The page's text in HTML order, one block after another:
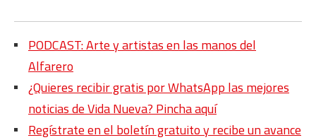
PODCAST: Arte y artistas en las manos del
Alfarero
¿Quieres recibir gratis por WhatsApp las mejores
noticias de Vida Nueva? Pincha aquí
Regístrate en el boletín gratuito y recibe un avance